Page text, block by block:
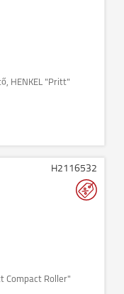
HENKEL "Pritt"
H2116532
Compact Roller"